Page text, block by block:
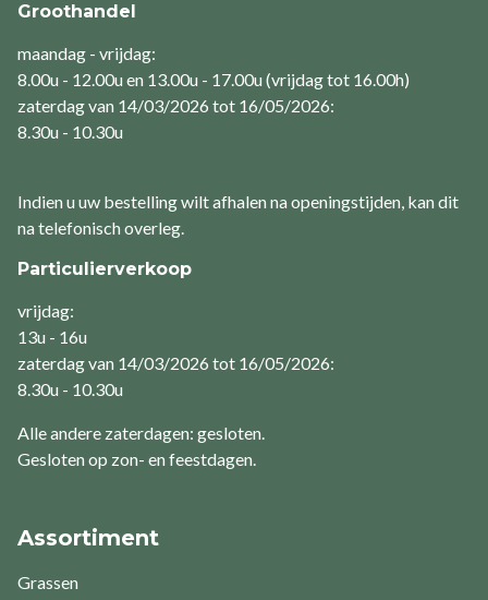
Groothandel
maandag - vrijdag:
8.00u - 12.00u en 13.00u - 17.00u (vrijdag tot 16.00h)
zaterdag van 14/03/2026 tot 16/05/2026:
8.30u - 10.30u
Indien u uw bestelling wilt afhalen na openingstijden, kan dit
na telefonisch overleg.
Particulierverkoop
vrijdag:
13u - 16u
zaterdag van 14/03/2026 tot 16/05/2026:
8.30u - 10.30u
Alle andere zaterdagen: gesloten.
Gesloten op zon- en feestdagen.
Assortiment
Grassen